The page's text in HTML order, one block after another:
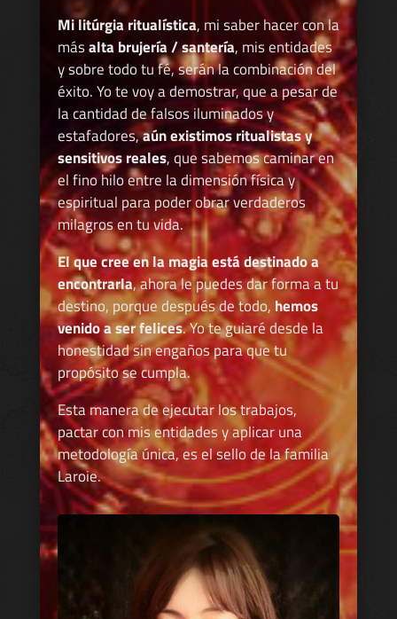
Mi litúrgia ritualística, mi saber hacer con la
másalta brujería / santería, mis entidades
y sobre todo tu fé, serán la combinación del
éxito. Yo te voy a demostrar, que a pesar de
la cantidad de falsos iluminados y
estafadores,aún existimos ritualistas y
sensitivos reales, que sabemos caminar en
el fino hilo entre la dimensión física y
espiritual para poder obrar verdaderos
milagros en tu vida.
El que cree en la magia está destinado a
encontrarla, ahora le puedes dar forma a tu
destino, porque después de todo, hemos
venido a ser felices. Yo te guiaré desde la
honestidad sin engaños para que tu
propósito se cumpla.
Esta manera de ejecutar los trabajos,
pactar con mis entidades y aplicar una
metodología única, es el sello de la familia
Laroie.